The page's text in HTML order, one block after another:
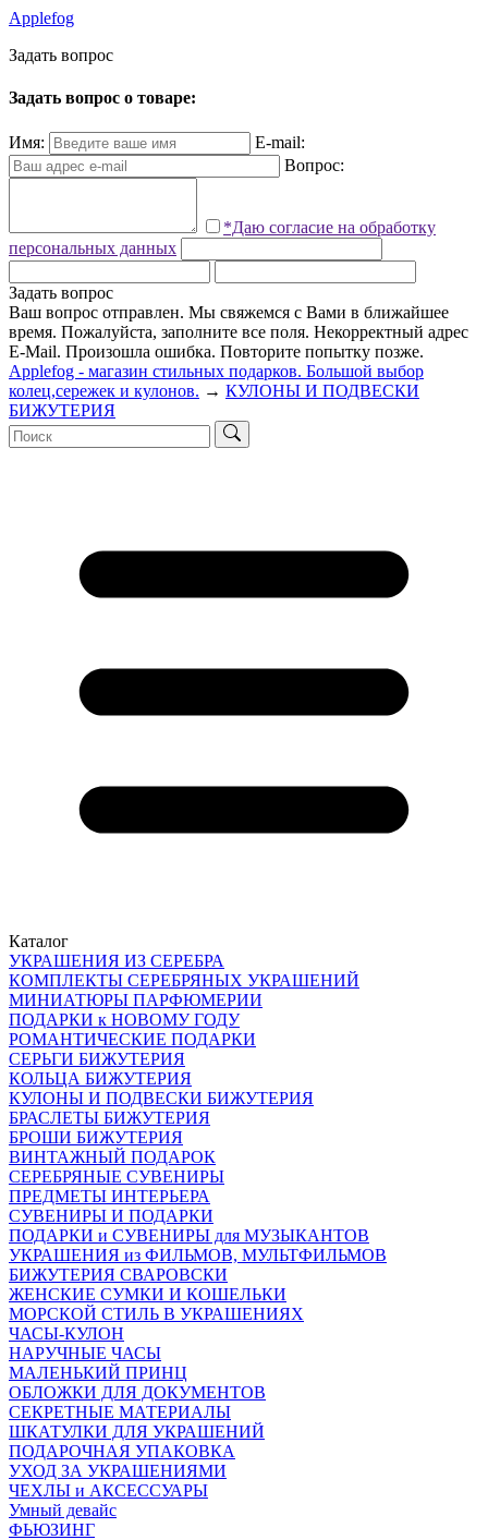
Applefog
Задать вопрос
Задать вопрос о товаре:
Имя:
E-mail:
Вопрос:
*Даю согласие на обработку
персональных данных
Задать вопрос
Ваш вопрос отправлен. Мы свяжемся с Вами в ближайшее
время. Пожалуйста, заполните все поля. Некорректный адрес
E-Mail. Произошла ошибка. Повторите попытку позже.
Applefog - магазин стильных подарков. Большой выбор
колец,сережек и кулонов. → КУЛОНЫ И ПОДВЕСКИ
БИЖУТЕРИЯ
Каталог
УКРАШЕНИЯ ИЗ СЕРЕБРА
КОМПЛЕКТЫ СЕРЕБРЯНЫХ УКРАШЕНИЙ
МИНИАТЮРЫ ПАРФЮМЕРИИ
ПОДАРКИ к НОВОМУ ГОДУ
РОМАНТИЧЕСКИЕ ПОДАРКИ
СЕРЬГИ БИЖУТЕРИЯ
КОЛЬЦА БИЖУТЕРИЯ
КУЛОНЫ И ПОДВЕСКИ БИЖУТЕРИЯ
БРАСЛЕТЫ БИЖУТЕРИЯ
БРОШИ БИЖУТЕРИЯ
ВИНТАЖНЫЙ ПОДАРОК
СЕРЕБРЯНЫЕ СУВЕНИРЫ
ПРЕДМЕТЫ ИНТЕРЬЕРА
СУВЕНИРЫ И ПОДАРКИ
ПОДАРКИ и СУВЕНИРЫ для МУЗЫКАНТОВ
УКРАШЕНИЯ из ФИЛЬМОВ, МУЛЬТФИЛЬМОВ
БИЖУТЕРИЯ СВАРОВСКИ
ЖЕНСКИЕ СУМКИ И КОШЕЛЬКИ
МОРСКОЙ СТИЛЬ В УКРАШЕНИЯХ
ЧАСЫ-КУЛОН
НАРУЧНЫЕ ЧАСЫ
МАЛЕНЬКИЙ ПРИНЦ
ОБЛОЖКИ ДЛЯ ДОКУМЕНТОВ
СЕКРЕТНЫЕ МАТЕРИАЛЫ
ШКАТУЛКИ ДЛЯ УКРАШЕНИЙ
ПОДАРОЧНАЯ УПАКОВКА
УХОД ЗА УКРАШЕНИЯМИ
ЧEХЛЫ и АКСЕССУАРЫ
Умный девайс
ФЬЮЗИНГ